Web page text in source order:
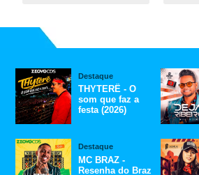
Destaque
THYTERÊ - O
som que faz a
festa (2026)
Destaque
MC BRAZ -
Resenha do Braz